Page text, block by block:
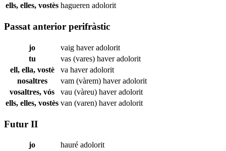
ells, elles, vostès hagueren adolorit
Passat anterior perifràstic
jo vaig haveradolorit
tu
vas (vares) haveradolorit
ell, ella, vostè
va haveradolorit
nosaltres
vam (vàrem) haveradolorit
vosaltres, vós
vau (vàreu) haveradolorit
ells, elles, vostès van (varen) haveradolorit
Futur II
jo hauré adolorit